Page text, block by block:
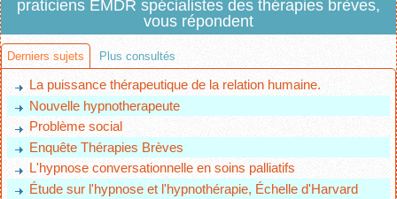
praticiens EMDR spécialistes des thérapies brèves,
vous répondent
Derniers sujets Plus consultés
La puissance thérapeutique de la relation humaine.
Nouvelle hypnotherapeute
Problème social
Enquête Thérapies Brèves
L'hypnose conversationnelle en soins palliatifs
Étude sur l'hypnose et l'hypnothérapie, Échelle d'Harvard